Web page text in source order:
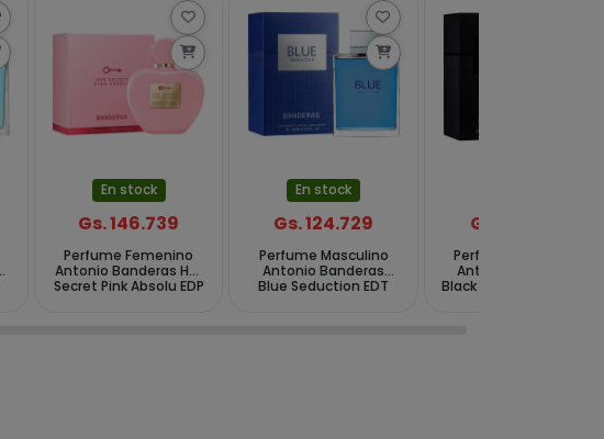
En stock
Gs. 146.739
Perfume Femenino
Antonio Banderas Her
Secret Pink Absolu EDP
En stock
Gs. 124.729
Perfume Masculino
Antonio Banderas
Blue Seduction EDT
Gs. 110.055
Perfume Masculino
Antonio Banderas
Black Sedution EDT 100